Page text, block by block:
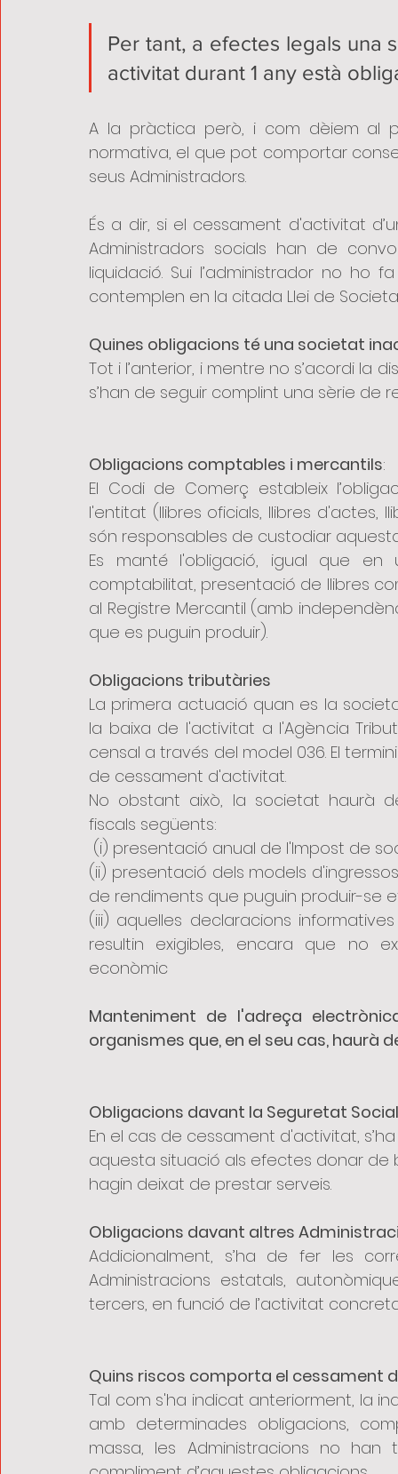
Per tant, a efectes legals una
activitat durant 1 any està
A la pràctica però, i com dèiem al
normativa, el que pot comportar
seus Administradors.
És a dir, si el cessament d'activitat
Administradors socials han de
liquidació. Sui l’administrador no ho
contemplen en la citada Llei de
Quines obligacions té una societat
Tot i l’anterior, i mentre no s’acordi la
s’han de seguir complint una sèrie de
Obligacions comptables i mercantils:
El Codi de Comerç estableix
l'entitat (llibres oficials, llibres d'actes,
són responsables de custodiar
Es manté l'obligació, igual que
comptabilitat, presentació de llibres
al Registre Mercantil (amb
que es puguin produir).
Obligacions tributàries
La primera actuació quan es la
la baixa de l'activitat a l'Agència
censal a través del model 036. El
de cessament d'activitat.
No obstant això, la societat haurà
fiscals següents:
(i) presentació anual de l'Impost de
(ii) presentació dels models
de rendiments que puguin produir-se
(iii) aquelles declaracions
resultin exigibles, encara que no
econòmic
Manteniment de l'adreça
organismes que, en el seu cas, haurà
Obligacions davant la Seguretat Social
En el cas de cessament d'activitat,
aquesta situació als efectes donar
hagin deixat de prestar serveis.
Obligacions davant altres
Addicionalment, s’ha de fer les
Administracions estatals,
tercers, en funció de l’activitat
Quins riscos comporta el cessament
Tal com s'ha indicat anteriorment, la
amb determinades obligacions,
massa, les Administracions no